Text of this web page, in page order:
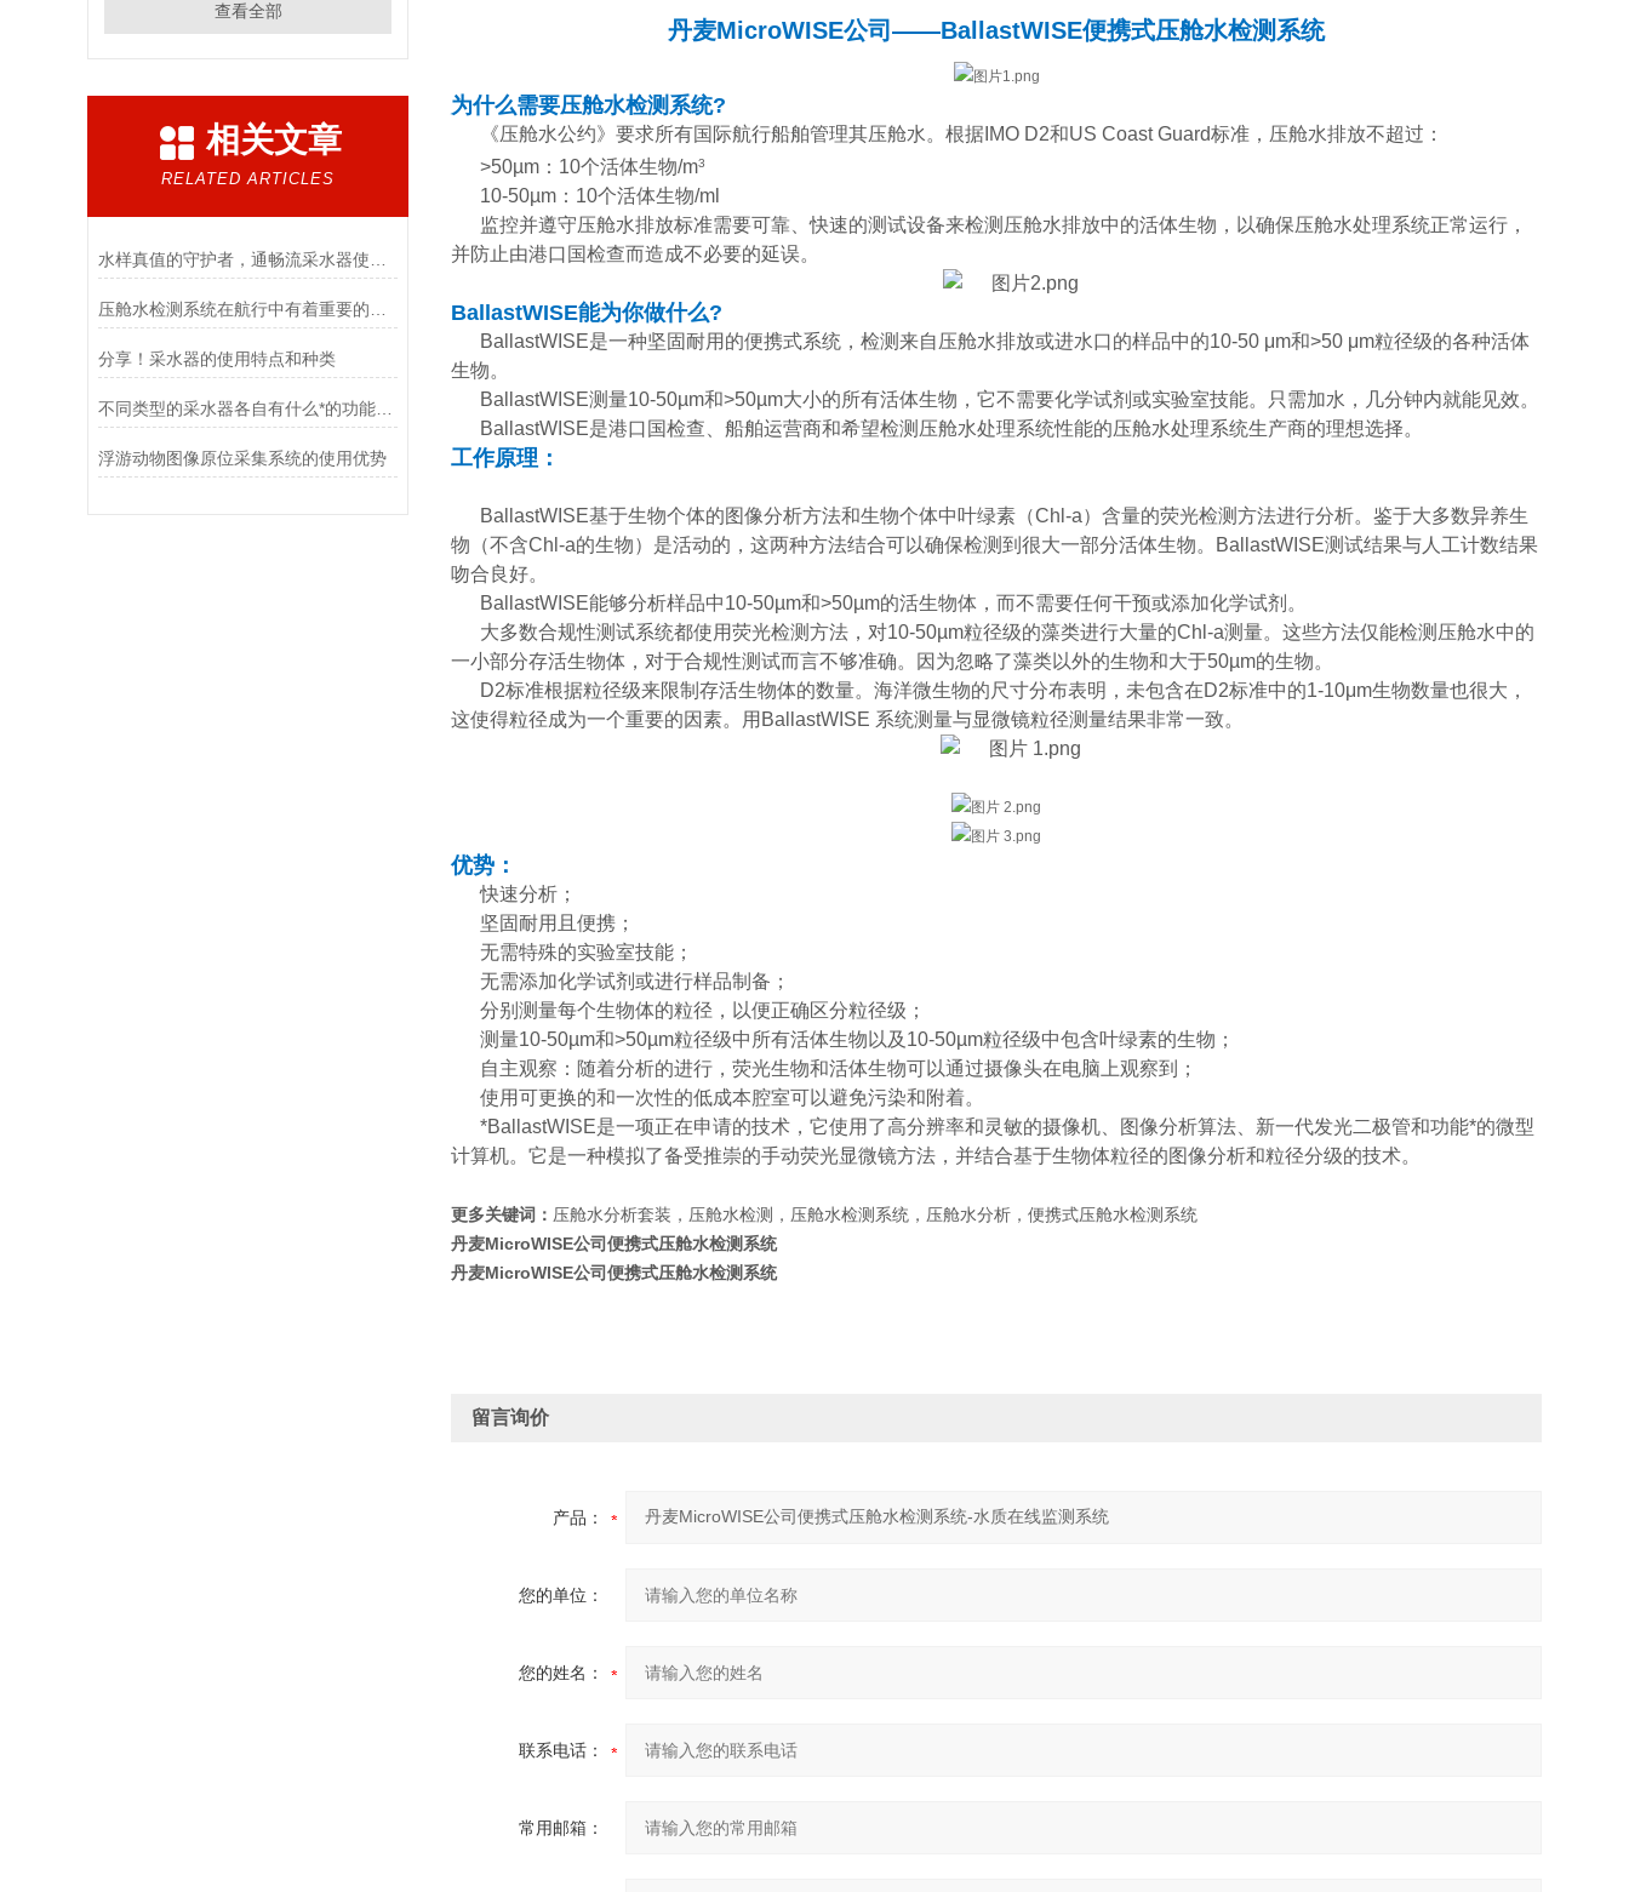
查看全部
相关文章
RELATED ARTICLES
分享！采水器的使用特点和种类
不同类型的采水器各自有什么*的功能优势？
浮游动物图像原位采集系统的使用优势
丹麦MicroWISE公司——BallastWISE便携式压舱水检测系统
为什么需要压舱水检测系统?
《压舱水公约》要求所有国际航行船舶管理其压舱水。根据IMO D2和US Coast Guard标准，压舱水排放不超过：
>50µm：10个活体生物/m3
10-50µm：10个活体生物/ml
监控并遵守压舱水排放标准需要可靠、快速的测试设备来检测压舱水排放中的活体生物，以确保压舱水处理系统正常运行，
并防止由港口国检查而造成不必要的延误。
BallastWISE能为你做什么?
BallastWISE是一种坚固耐用的便携式系统，检测来自压舱水排放或进水口的样品中的10-50 μm和>50 μm粒径级的各种活体
生物。
BallastWISE测量10-50µm和>50µm大小的所有活体生物，它不需要化学试剂或实验室技能。只需加水，几分钟内就能见效。
BallastWISE是港口国检查、船舶运营商和希望检测压舱水处理系统性能的压舱水处理系统生产商的理想选择。
工作原理：
BallastWISE基于生物个体的图像分析方法和生物个体中叶绿素（Chl-a）含量的荧光检测方法进行分析。鉴于大多数异养生
物（不含Chl-a的生物）是活动的，这两种方法结合可以确保检测到很大一部分活体生物。BallastWISE测试结果与人工计数结果
吻合良好。
BallastWISE能够分析样品中10-50µm和>50µm的活生物体，而不需要任何干预或添加化学试剂。
大多数合规性测试系统都使用荧光检测方法，对10-50µm粒径级的藻类进行大量的Chl-a测量。这些方法仅能检测压舱水中的
一小部分存活生物体，对于合规性测试而言不够准确。因为忽略了藻类以外的生物和大于50µm的生物。
D2标准根据粒径级来限制存活生物体的数量。海洋微生物的尺寸分布表明，未包含在D2标准中的1-10μm生物数量也很大，
这使得粒径成为一个重要的因素。用BallastWISE 系统测量与显微镜粒径测量结果非常一致。
优势：
快速分析；
坚固耐用且便携；
无需特殊的实验室技能；
无需添加化学试剂或进行样品制备；
分别测量每个生物体的粒径，以便正确区分粒径级；
测量10-50µm和>50µm粒径级中所有活体生物以及10-50µm粒径级中包含叶绿素的生物；
自主观察：随着分析的进行，荧光生物和活体生物可以通过摄像头在电脑上观察到；
使用可更换的和一次性的低成本腔室可以避免污染和附着。
*BallastWISE是一项正在申请的技术，它使用了高分辨率和灵敏的摄像机、图像分析算法、新一代发光二极管和功能*的微型
计算机。它是一种模拟了备受推崇的手动荧光显微镜方法，并结合基于生物体粒径的图像分析和粒径分级的技术。
更多关键词： 压舱水分析套装，压舱水检测，压舱水检测系统，压舱水分析，便携式压舱水检测系统
丹麦MicroWISE公司便携式压舱水检测系统
丹麦MicroWISE公司便携式压舱水检测系统
留言询价
产品：
您的单位：
您的姓名：
联系电话：
常用邮箱：